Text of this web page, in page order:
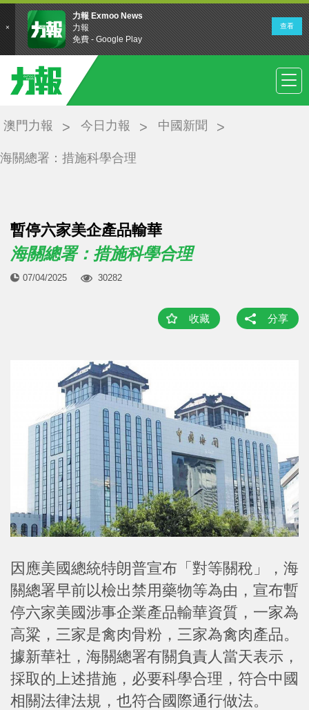
澳門力報 今日力報 中國新聞
海關總署：措施科學合理
暫停六家美企產品輸華
海關總署：措施科學合理
07/04/2025 30282
收藏 分享
因應美國總統特朗普宣布「對等關稅」，海
關總署早前以檢出禁用藥物等為由，宣布暫
停六家美國涉事企業產品輸華資質，一家為
高粱，三家是禽肉骨粉，三家為禽肉產品。
據新華社，海關總署有關負責人當天表示，
採取的上述措施，必要科學合理，符合中國
相關法律法規，也符合國際通行做法。